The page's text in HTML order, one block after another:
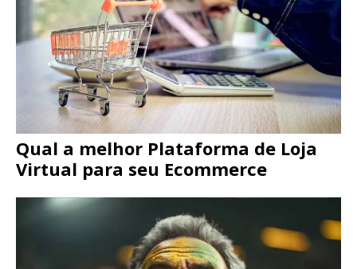
Qual a melhor Plataforma de Loja
Virtual para seu Ecommerce